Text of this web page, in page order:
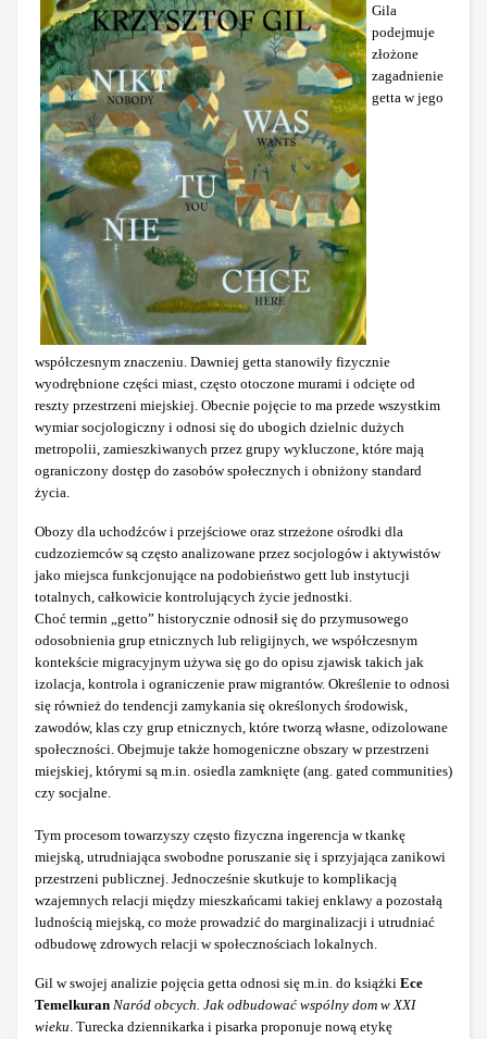
Gila
podejmuje
złożone
zagadnienie
getta w jego
współczesnym znaczeniu. Dawniej getta stanowiły fizycznie
wyodrębnione części miast, często otoczone murami i odcięte od
reszty przestrzeni miejskiej. Obecnie pojęcie to ma przede wszystkim
wymiar socjologiczny i odnosi się do ubogich dzielnic dużych
metropolii, zamieszkiwanych przez grupy wykluczone, które mają
ograniczony dostęp do zasobów społecznych i obniżony standard
życia.
Obozy dla uchodźców i przejściowe oraz strzeżone ośrodki dla
cudzoziemców są często analizowane przez socjologów i aktywistów
jako miejsca funkcjonujące na podobieństwo gett lub instytucji
totalnych, całkowicie kontrolujących życie jednostki.
Choć termin „getto” historycznie odnosił się do przymusowego
odosobnienia grup etnicznych lub religijnych, we współczesnym
kontekście migracyjnym używa się go do opisu zjawisk takich jak
izolacja, kontrola i ograniczenie praw migrantów. Określenie to odnosi
się również do tendencji zamykania się określonych środowisk,
zawodów, klas czy grup etnicznych, które tworzą własne, odizolowane
społeczności. Obejmuje także homogeniczne obszary w przestrzeni
miejskiej, którymi są m.in. osiedla zamknięte (ang. gated communities)
czy socjalne.
Tym procesom towarzyszy często fizyczna ingerencja w tkankę
miejską, utrudniająca swobodne poruszanie się i sprzyjająca zanikowi
przestrzeni publicznej. Jednocześnie skutkuje to komplikacją
wzajemnych relacji między mieszkańcami takiej enklawy a pozostałą
ludnością miejską, co może prowadzić do marginalizacji i utrudniać
odbudowę zdrowych relacji w społecznościach lokalnych.
Gil w swojej analizie pojęcia getta odnosi się m.in. do książki Ece
Temelkuran Naród obcych. Jak odbudować wspólny dom w XXI
wieku. Turecka dziennikarka i pisarka proponuje nową etykę